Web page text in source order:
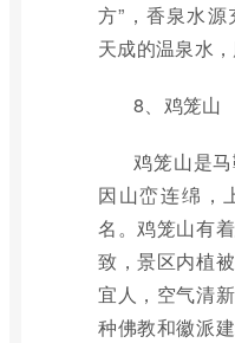
方”，香泉水
天成的温泉水，
8、鸡笼山
鸡笼山是
因山峦连绵，
名。鸡笼山有
致，景区内植
宜人，空气清
种佛教和徽派